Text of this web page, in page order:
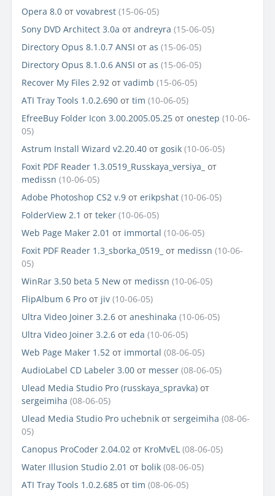
Opera 8.0 от vovabrest (15-06-05)
Sony DVD Architect 3.0a от andreyra (15-06-05)
Directory Opus 8.1.0.7 ANSI от as (15-06-05)
Directory Opus 8.1.0.6 ANSI от as (15-06-05)
Recover My Files 2.92 от vadimb (15-06-05)
ATI Tray Tools 1.0.2.690 от tim (10-06-05)
EfreeBuy Folder Icon 3.00.2005.05.25 от onestep (10-06-
05)
Astrum Install Wizard v2.20.40 от gosik (10-06-05)
Foxit PDF Reader 1.3.0519_Russkaya_versiya_ от
medissn (10-06-05)
Adobe Photoshop CS2 v.9 от erikpshat (10-06-05)
FolderView 2.1 от teker (10-06-05)
Web Page Maker 2.01 от immortal (10-06-05)
Foxit PDF Reader 1.3_sborka_0519_ от medissn (10-06-
05)
WinRar 3.50 beta 5 New от medissn (10-06-05)
FlipAlbum 6 Pro от jiv (10-06-05)
Ultra Video Joiner 3.2.6 от aneshinaka (10-06-05)
Ultra Video Joiner 3.2.6 от eda (10-06-05)
Web Page Maker 1.52 от immortal (08-06-05)
AudioLabel CD Labeler 3.00 от messer (08-06-05)
Ulead Media Studio Pro (russkaya_spravka) от
sergeimiha (08-06-05)
Ulead Media Studio Pro uchebnik от sergeimiha (08-06-
05)
Canopus ProCoder 2.04.02 от KroMvEL (08-06-05)
Water Illusion Studio 2.01 от bolik (08-06-05)
ATI Tray Tools 1.0.2.685 от tim (08-06-05)